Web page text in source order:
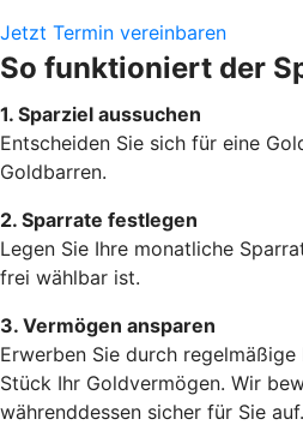
Jetzt Termin vereinbaren
So funktioniert der
1. Sparziel aussuchen
Entscheiden Sie sich für eine
Goldbarren.
2. Sparrate festlegen
Legen Sie Ihre monatliche
frei wählbar ist.
3. Vermögen ansparen
Erwerben Sie durch
Stück Ihr Goldvermögen. Wir
währenddessen sicher für Sie auf.